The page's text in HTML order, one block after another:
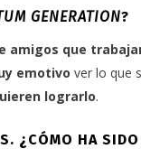
GENERATION?
amigos que
emotivo ver lo que
lograrlo.
¿CÓMO HA